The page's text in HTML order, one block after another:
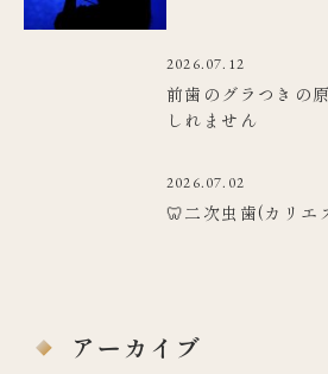
2026.07.12
前歯のグラつきの
しれません
2026.07.02
🦷二次虫歯(カリエ
アーカイブ